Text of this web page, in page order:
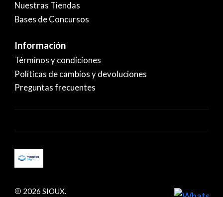
Nuestras Tiendas
Bases de Concursos
Información
Términos y condiciones
Políticas de cambios y devoluciones
Preguntas frecuentes
2026 SIOUX.